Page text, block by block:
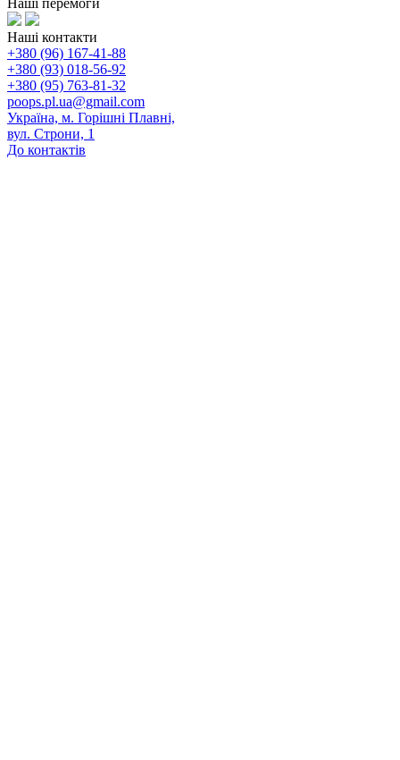
Наші контакти
+380 (96) 167-41-88
+380 (93) 018-56-92
+380 (95) 763-81-32
poops.pl.ua@gmail.com
Україна, м. Горішні Плавні,
вул. Строни, 1
До контактів